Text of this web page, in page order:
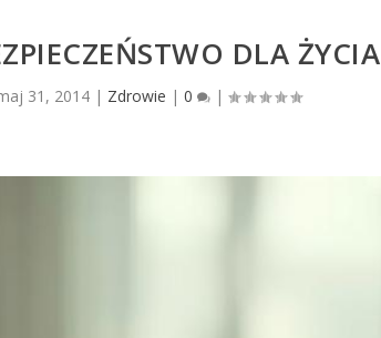
DLA ŻYCIA
31, 2014| Zdrowie | 0 |